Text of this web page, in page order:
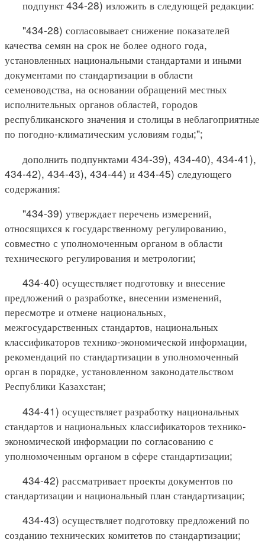
подпункт 434-28) изложить в следующей редакции:
"434-28) согласовывает снижение показателей
качества семян на срок не более одного года,
установленных национальными стандартами и иными
документами по стандартизации в области
семеноводства, на основании обращений местных
исполнительных органов областей, городов
республиканского значения и столицы в неблагоприятные
по погодно-климатическим условиям годы;";
дополнить подпунктами 434-39), 434-40), 434-41),
434-42), 434-43), 434-44) и 434-45) следующего
содержания:
"434-39) утверждает перечень измерений,
относящихся к государственному регулированию,
совместно с уполномоченным органом в области
технического регулирования и метрологии;
434-40) осуществляет подготовку и внесение
предложений о разработке, внесении изменений,
пересмотре и отмене национальных,
межгосударственных стандартов, национальных
классификаторов технико-экономической информации,
рекомендаций по стандартизации в уполномоченный
орган в порядке, установленном законодательством
Республики Казахстан;
434-41) осуществляет разработку национальных
стандартов и национальных классификаторов технико-
экономической информации по согласованию с
уполномоченным органом в сфере стандартизации;
434-42) рассматривает проекты документов по
стандартизации и национальный план стандартизации;
434-43) осуществляет подготовку предложений по
созданию технических комитетов по стандартизации;